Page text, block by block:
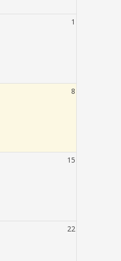
1
8
15
22